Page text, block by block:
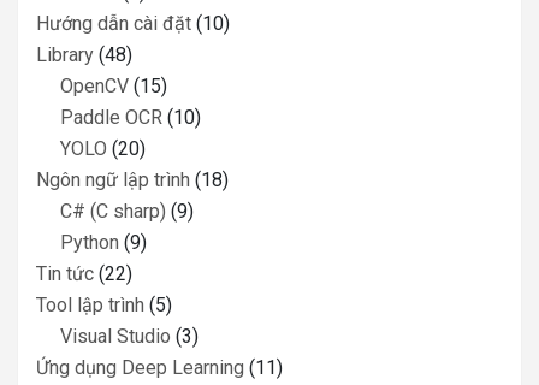
Hướng dẫn cài đặt (10)
Library (48)
OpenCV (15)
Paddle OCR (10)
YOLO (20)
Ngôn ngữ lập trình (18)
C# (C sharp) (9)
Python (9)
Tin tức (22)
Tool lập trình (5)
Visual Studio (3)
Ứng dụng Deep Learning (11)